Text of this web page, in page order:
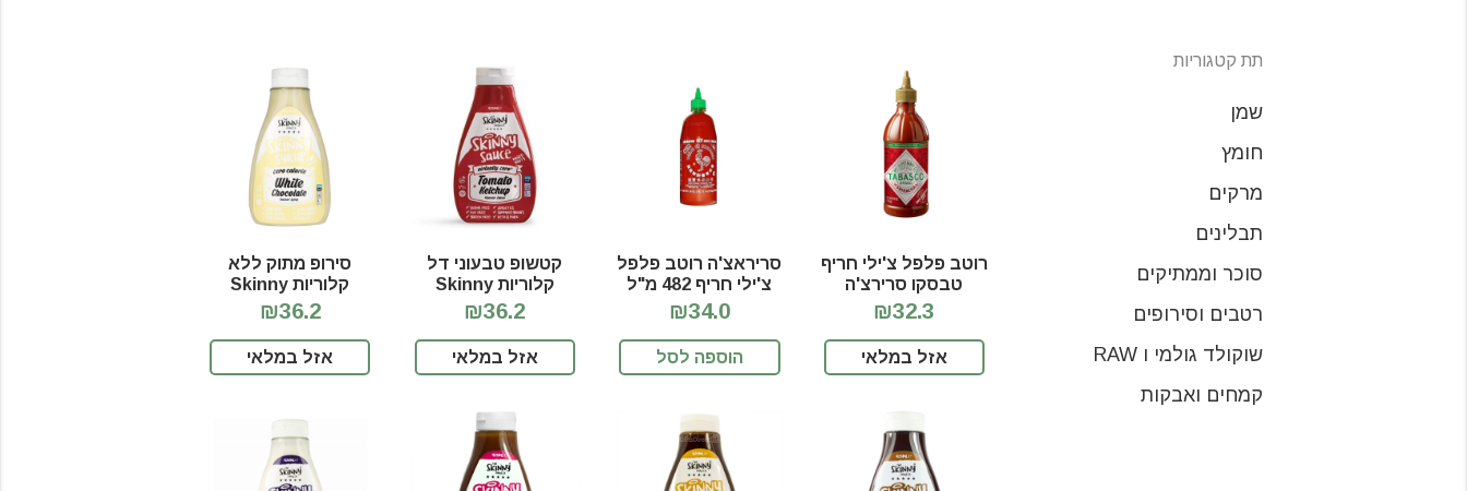
תת קטגוריות
שמן
חומץ
מרקים
תבלינים
סוכר וממתיקים
רטבים וסירופים
שוקולד גולמי ו RAW
קמחים ואבקות
רוטב פלפל צ'ילי חריף
טבסקו סרירצ'ה
₪32.3
אזל במלאי
סריראצ'ה רוטב פלפל
צ'ילי חריף 482 מ"ל
₪34.0
הוספה לסל
קטשופ טבעוני דל
קלוריות Skinny
Sauce
₪36.2
אזל במלאי
סירופ מתוק ללא
קלוריות Skinny
Syrup White
₪36.2
אזל במלאי